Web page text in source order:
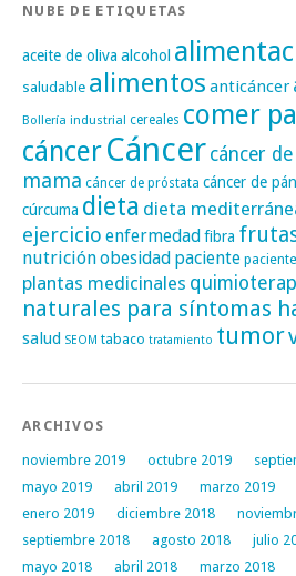
NUBE DE ETIQUETAS
aceite de oliva alcohol
saludable alimentos anticáncer
Bollería industrial cereales comer
cáncerCáncer cáncer
mama cáncer de próstata cáncer de
cúrcuma dieta dieta
ejercicio enfermedadfibra
nutriciónobesidad paciente
plantas medicinales
naturales para síntomas
salud SEOM tabaco tratamiento tumor
ARCHIVOS
noviembre 2019 octubre 2019
mayo 2019
abril 2019 marzo 2019
enero 2019
diciembre 2018
septiembre 2018
agosto 2018 julio
mayo 2018
abril 2018 marzo 2018